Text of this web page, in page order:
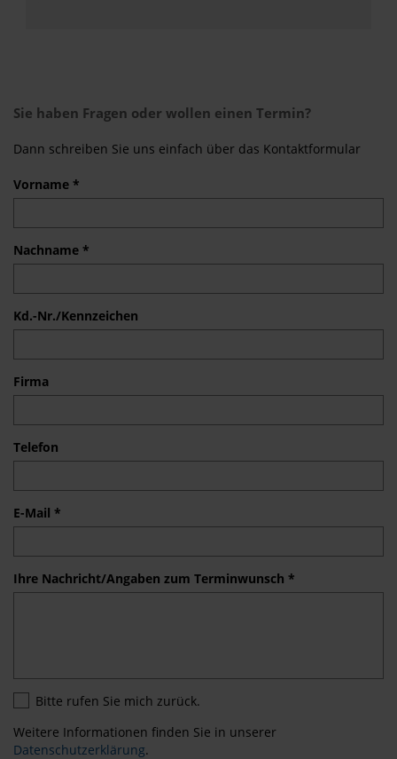
Sie haben Fragen oder wollen einen Termin?
Dann schreiben Sie uns einfach über das Kontaktformular
Vorname *
Nachname *
Kd.-Nr./Kennzeichen
Firma
Telefon
E-Mail *
Ihre Nachricht/Angaben zum Terminwunsch *
Bitte rufen Sie mich zurück.
Weitere Informationen finden Sie in unserer
Datenschutzerklärung.